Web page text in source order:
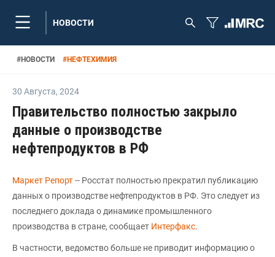
НОВОСТИ
#НОВОСТИ #НЕФТЕХИМИЯ
30 Августа, 2024
Правительство полностью закрыло
данные о производстве
нефтепродуктов в РФ
Маркет Репорт-- Росстат полностью прекратил публикацию
данных о производстве нефтепродуктов в РФ. Это следует из
последнего доклада о динамике промышленного
производства в стране, сообщает Интерфакс.
В частности, ведомство больше не приводит информацию о